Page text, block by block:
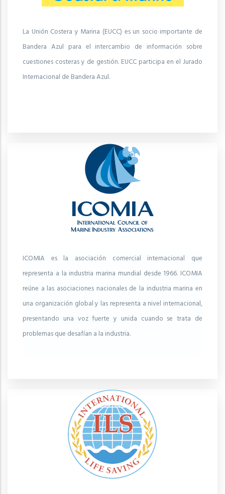
La Unión Costera y Marina (EUCC) es un socio importante de
Bandera Azul para el intercambio de información sobre
cuestiones costeras y de gestión. EUCC participa en el Jurado
Internacional de Bandera Azul.
ICOMIA es la asociación comercial internacional que
representa a la industria marina mundial desde 1966. ICOMIA
reúne a las asociaciones nacionales de la industria marina en
una organización global y las representa a nivel internacional,
presentando una voz fuerte y unida cuando se trata de
problemas que desafían a la industria.